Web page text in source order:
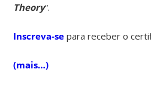
Theory“.
Inscreva-se para receber o
(mais…)